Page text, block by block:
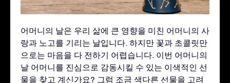
어머니의 날은 우리 삶에 큰 영향을 미친 어머니의 사
랑과 노고를 기리는 날입니다. 하지만 꽃과 초콜릿만
으로는 마음을 다 전하기 어렵습니다. 이번 어머니의
날 어머니를 진심으로 감동시킬 수 있는 이색적인 선
물을 찾고 계신가요? 그럼 조금 색다른 선물을 고려